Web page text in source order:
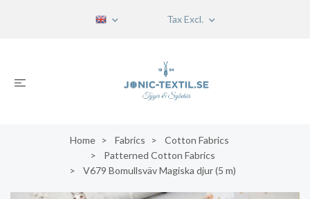
Tax Excl.
Home Fabrics
Cotton Fabrics
Patterned Cotton Fabrics
V679 Bomullsväv Magiska djur (5 m)